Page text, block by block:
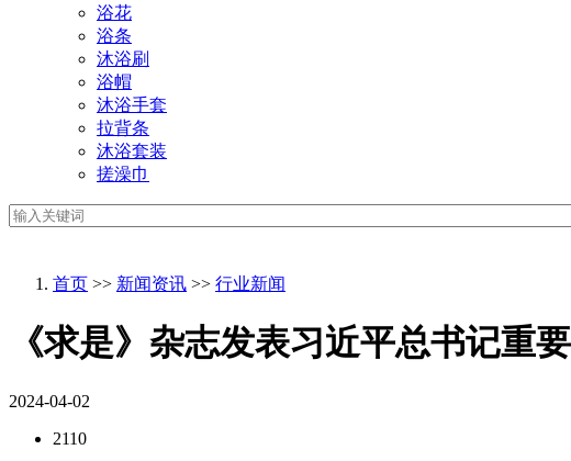
浴花
浴条
沐浴刷
浴帽
沐浴手套
拉背条
沐浴套装
搓澡巾
首页 >> 新闻资讯 >> 行业新闻
《求是》杂志发表习近平总书记重
2024-04-02
2110